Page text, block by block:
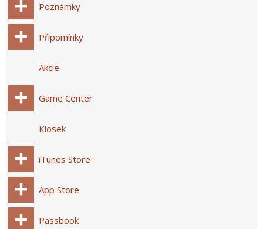
Poznámky
Připomínky
Akcie
Game Center
Kiosek
iTunes Store
App Store
Passbook